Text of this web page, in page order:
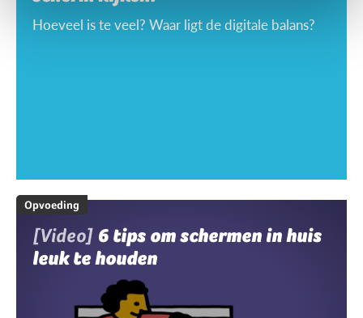
Hoeveel is te veel? Waar ligt de digitale balans?
Opvoeding
[Video] 6 tips om schermen in huis
leuk te houden